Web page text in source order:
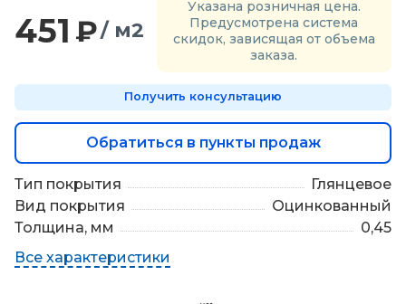
о
о
т
р
и
а
о
451 ₽/ м2
Указана розничная цена.
Предусмотрена система
скидок, зависящая от объема
заказа.
Получить консультацию
Обратиться в пункты продаж
Тип покрытия
Глянцевое
Вид покрытия
Оцинкованный
Толщина, мм
0,45
Все характеристики